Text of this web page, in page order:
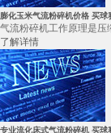
膨化玉米气流粉碎机价格 买
气流粉碎机工作原理是压
了解详情
专业流化床式气流粉碎机 买